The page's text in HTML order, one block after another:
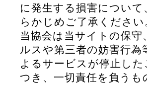
に発生する損害につい
らかじめご了承ください
当協会は当サイトの保
ルスや第三者の妨害行
よるサービスが停止し
つき、一切責任を負う